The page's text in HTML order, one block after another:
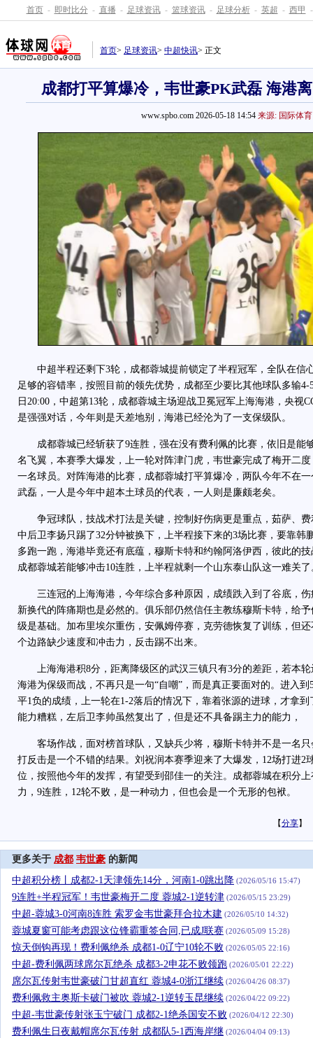
首页 - 即时比分 - 直播 - 足球资讯 - 篮球资讯 - 足球分析 - 英超 - 西甲 -
首页> 足球资讯> 中超快讯> 正文
成都打平算爆冷，韦世豪PK武磊 海港
www.spbo.com 2026-05-18 14:54 来源: 国际体育
中超半程还剩下3轮，成都蓉城提前锁定了半程冠军，全队在信
足够的容错率，按照目前的领先优势，成都至少要比其他球队多输4-
日20:00，中超第13轮，成都蓉城主场迎战卫冕冠军上海海港，央视
是强强对话，今年则是天差地别，海港已经沦为了一支保级队。
成都蓉城已经斩获了9连胜，强在没有费利佩的比赛，依旧是能
名飞翼，本赛季大爆发，上一轮对阵津门虎，韦世豪完成了梅开二
一名球员。对阵海港的比赛，成都蓉城打平算爆冷，两队今年不在
武磊，一人是今年中超本土球员的代表，一人则是廉颇老矣。
争冠球队，技战术打法是关键，控制好伤病更是重点，茹萨、费
中后卫李扬只踢了32分钟被换下，上半程接下来的3场比赛，要靠韩
多跑一跑，海港毕竟还有底蕴，穆斯卡特和约翰阿洛伊西，彼此的
成都蓉城若能够冲击10连胜，上半程就剩一个山东泰山队这一难关了
三连冠的上海海港，今年综合多种原因，成绩跌入到了谷底，伤
新换代的阵痛期也是必然的。俱乐部仍然信任主教练穆斯卡特，给
级是基础。加布里埃尔重伤，安佩姆停赛，克劳德恢复了训练，但
个边路缺少速度和冲击力，反击踢不出来。
上海海港积8分，距离降级区的武汉三镇只有3分的差距，若本轮
海港为保级而战，不再只是一句“自嘲”，而是真正要面对的。进入
平1负的成绩，上一轮在1-2落后的情况下，靠着张源的进球，才拿
能力糟糕，左后卫李帅虽然复出了，但是还不具备踢主力的能力，
客场作战，面对榜首球队，又缺兵少将，穆斯卡特并不是一名只
打反击是一个不错的结果。刘祝润本赛季迎来了大爆发，12场打进2
位，按照他今年的发挥，有望受到邵佳一的关注。成都蓉城在积分
力，9连胜，12轮不败，是一种动力，但也会是一个无形的包袱。
【分享】
更多关于 成都 韦世豪 的新闻
中超积分榜丨成都2-1天津领先14分，河南1-0跳出降 (2026/05/16 15:47)
9连胜+半程冠军！韦世豪梅开二度 蓉城2-1逆转津 (2026/05/15 23:29)
中超-蓉城3-0河南8连胜 索罗金韦世豪拜合拉木建 (2026/05/10 14:32)
蓉城夏窗可能考虑跟这位锋霸重签合同,已成J联赛 (2026/05/09 15:28)
惊天倒钩再现！费利佩绝杀 成都1-0辽宁10轮不败 (2026/05/05 22:16)
中超-费利佩两球席尔瓦绝杀 成都3-2申花不败领跑 (2026/05/01 22:22)
席尔瓦传射韦世豪破门甘超直红 蓉城4-0浙江继续 (2026/04/26 08:37)
费利佩救主奥斯卡破门被吹 蓉城2-1逆转玉昆继续 (2026/04/22 09:22)
中超-韦世豪传射张玉宁破门 成都2-1绝杀国安不败 (2026/04/12 22:30)
费利佩生日夜戴帽席尔瓦传射 成都队5-1西海岸继 (2026/04/04 09:13)